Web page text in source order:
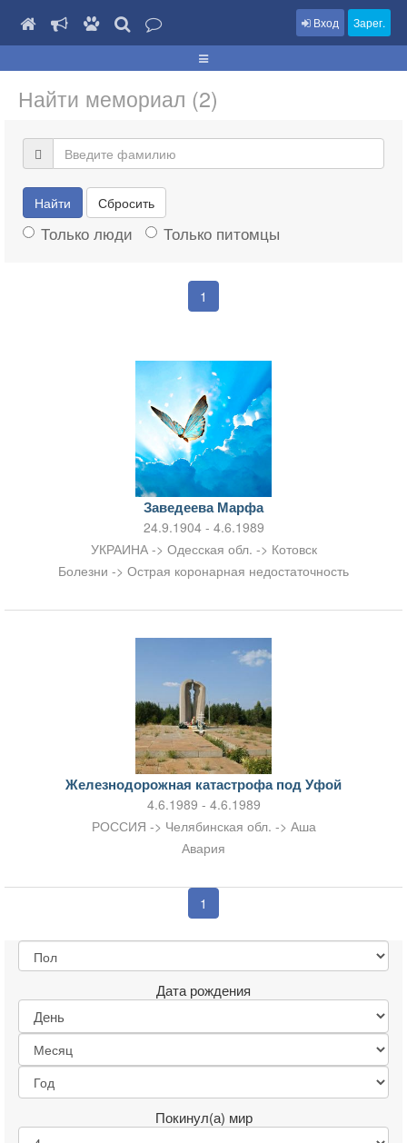
Вход Зарег.
Найти мемориал (2)
Найти Сбросить
Только люди Только питомцы
1
Заведеева Марфа
24.9.1904 - 4.6.1989
УКРАИНА -> Одесская обл. -> Котовск
Болезни -> Острая коронарная недостаточность
Железнодорожная катастрофа под Уфой
4.6.1989 - 4.6.1989
РОССИЯ -> Челябинская обл. -> Аша
Авария
1
Дата рождения
Покинул(а) мир